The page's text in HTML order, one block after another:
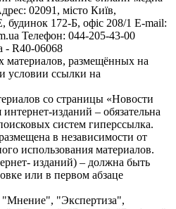
02091, місто Київ,
172-Б, офіс 208/1 E-mail:
Телефон: 044-205-43-00
- R40-06068
материалов, размещённых на
условии ссылки на
со страницы «Новости
изданий – обязательна
систем гиперссылка.
в независимости от
использования материалов.
изданий) – должна быть
или в первом абзаце
"Мнение", "Экспертиза",